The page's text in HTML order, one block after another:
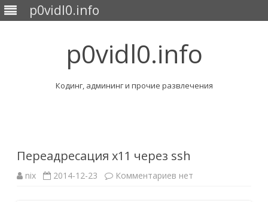
p0vidl0.info
p0vidl0.info
Кодинг, админинг и прочие развлечения
Переадресация x11 через ssh
nix 2014-12-23 Комментариев кнет